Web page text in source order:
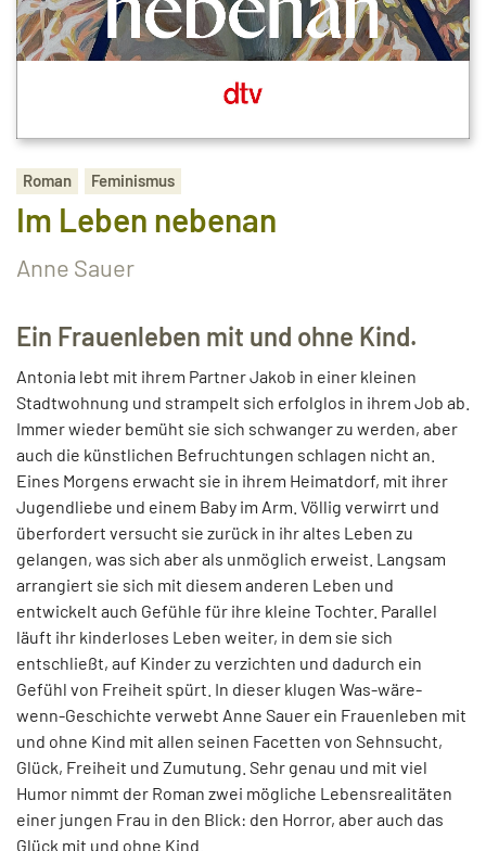
Roman Feminismus
Im Leben nebenan
Anne Sauer
Ein Frauenleben mit und ohne Kind.
Antonia lebt mit ihrem Partner Jakob in einer kleinen
Stadtwohnung und strampelt sich erfolglos in ihrem Job ab.
Immer wieder bemüht sie sich schwanger zu werden, aber
auch die künstlichen Befruchtungen schlagen nicht an.
Eines Morgens erwacht sie in ihrem Heimatdorf, mit ihrer
Jugendliebe und einem Baby im Arm. Völlig verwirrt und
überfordert versucht sie zurück in ihr altes Leben zu
gelangen, was sich aber als unmöglich erweist. Langsam
arrangiert sie sich mit diesem anderen Leben und
entwickelt auch Gefühle für ihre kleine Tochter. Parallel
läuft ihr kinderloses Leben weiter, in dem sie sich
entschließt, auf Kinder zu verzichten und dadurch ein
Gefühl von Freiheit spürt. In dieser klugen Was-wäre-
wenn-Geschichte verwebt Anne Sauer ein Frauenleben mit
und ohne Kind mit allen seinen Facetten von Sehnsucht,
Glück, Freiheit und Zumutung. Sehr genau und mit viel
Humor nimmt der Roman zwei mögliche Lebensrealitäten
einer jungen Frau in den Blick: den Horror, aber auch das
Glück mit und ohne Kind.